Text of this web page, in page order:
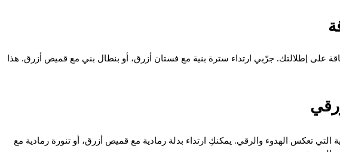
على إطلالتك. جرّبي ارتداء سترة بنية مع فستان أزرق، أو بنطال بني مع قميص أزرق. هذا
التي تعكس الهدوء والرقي. يمكنكِ ارتداء بدلة رمادية مع قميص أزرق، أو تنورة رمادية مع